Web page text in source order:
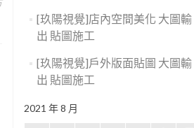
[玖陽視覺]店內空間美化 大圖輸
出 貼圖施工
[玖陽視覺]戶外版面貼圖 大圖輸
出 貼圖施工
2021 年 8 月